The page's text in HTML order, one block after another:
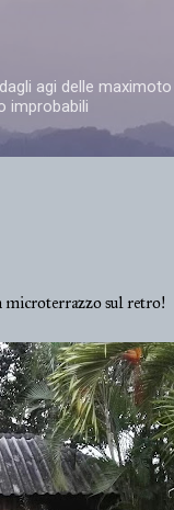
agi delle
improbabili
microterrazzo sul retro!